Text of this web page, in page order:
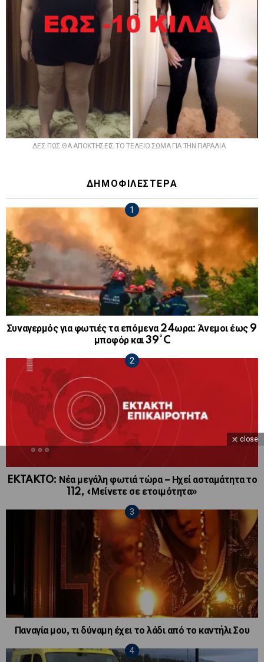
ΔΕΣ ΠΩΣ ΘΑ ΑΠΟΚΤΗΣΕΙΣ ΤΟ ΤΕΛΕΙΟ ΣΩΜΑ ΓΙΑ ΤΗΝ ΠΑΡΑΛΙΑ
ΔΗΜΟΦΙΛΕΣΤΕΡΑ
Συναγερμός για φωτιές τα επόμενα 24ωρα: Άνεμοι έως 9
μποφόρ και 39°C
EKTAKTO: Νέα μεγάλη φωτιά τώρα – Ηχεί ασταμάτητα το
112, «Μείνετε σε ετοιμότητα»
Παναγία μου, τι δύναμη έχει το λάδι από το καντήλι Σου
close